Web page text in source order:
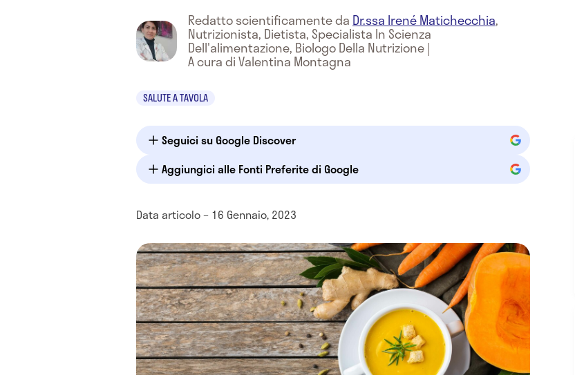
Redatto scientificamente da Dr.ssa Irené Matichecchia,
Nutrizionista, Dietista, Specialista In Scienza
Dell'alimentazione, Biologo Della Nutrizione|
A cura di Valentina Montagna
SALUTE A TAVOLA
Seguici su Google Discover
Aggiungici alle Fonti Preferite di Google
Data articolo – 16 Gennaio, 2023